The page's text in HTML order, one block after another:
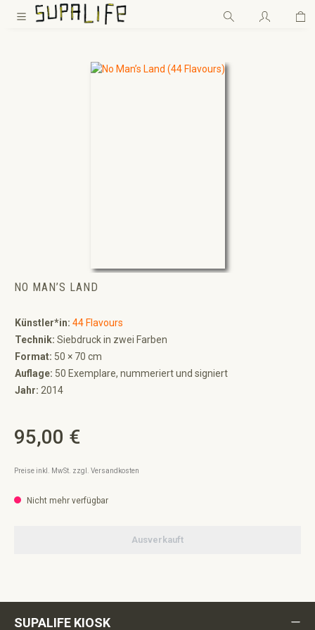
Zum Hauptinhalt springen
NO MAN’S LAND
Künstler*in: 44 Flavours
Technik: Siebdruck in zwei Farben
Format: 50 × 70 cm
Auflage: 50 Exemplare, nummeriert und signiert
Jahr: 2014
Regulärer Preis:
95,00 €
Preise inkl. MwSt. zzgl. Versandkosten
Nicht mehr verfügbar
Ausverkauft
SUPALIFE KIOSK